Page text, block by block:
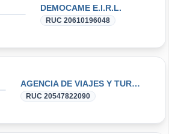
DEMOCAME E.I.R.L.
RUC 20610196048
AGENCIA DE VIAJES Y TURISMO ILLARI TRAVEL E.I.R.L.
RUC 20547822090